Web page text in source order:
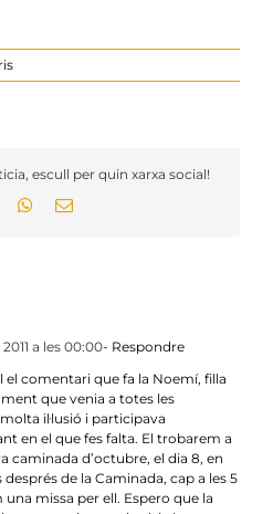
escull per quin xarxa social!
FacebookWhatsApp
Email:
a les 00:00- Respondre
el comentari que fa la Noemí, filla
que venia a totes les
il·lusió i participava
en el que fes falta. El trobarem a
caminada d’octubre, el dia 8, en
de la Caminada, cap a les 5
missa per ell. Espero que la